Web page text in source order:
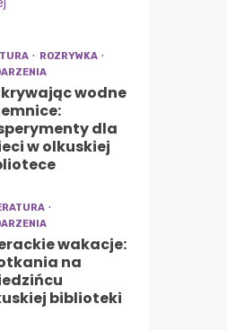
ROZRYWKA
wodne
dla
w olkuskiej
wakacje:
na
biblioteki